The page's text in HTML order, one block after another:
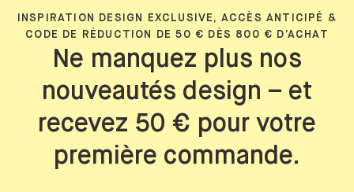
INSPIRATION DESIGN EXCLUSIVE, ACCÈS ANTICIPÉ &
CODE DE RÉDUCTION DE 50 € DÈS 800 € D’ACHAT
Ne manquez plus nos
nouveautés design – et
recevez 50 € pour votre
première commande.